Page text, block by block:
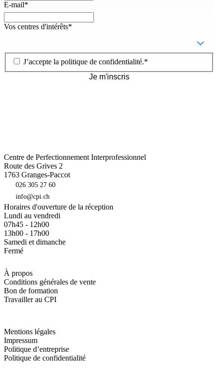
E-mail*
Vos centres d'intérêts*
J’accepte la politique de confidentialité.*
Je m'inscris
Centre de Perfectionnement Interprofessionnel
Route des Grives 2
1763 Granges-Paccot
026 305 27 60
info@cpi.ch
Horaires d'ouverture de la réception
Lundi au vendredi
07h45 - 12h00
13h00 - 17h00
Samedi et dimanche
Fermé
À propos
Conditions générales de vente
Bon de formation
Travailler au CPI
Mentions légales
Impressum
Politique d’entreprise
Politique de confidentialité